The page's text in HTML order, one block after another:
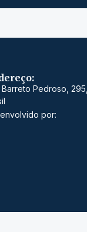
Barreto Pedroso,
por: